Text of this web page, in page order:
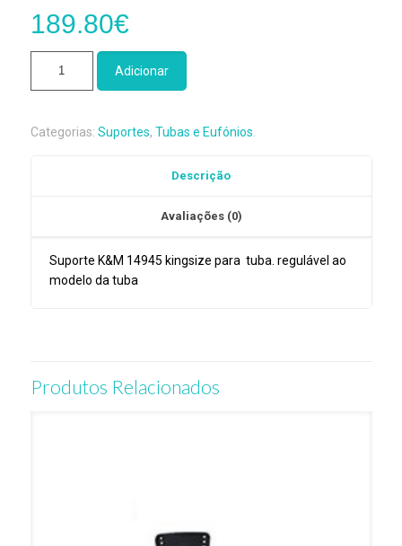
189.80€
K&M
Adicionar
Categorias: Suportes, Tubas e Eufónios
Descrição
Avaliações (0)
Suporte K&M 14945 kingsize para tuba. regulável ao
modelo da tuba
Produtos Relacionados